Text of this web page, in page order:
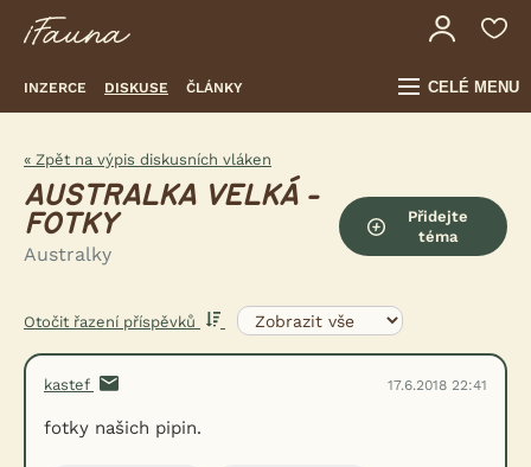
INZERCE DISKUSE ČLÁNKY CELÉ MENU
« Zpět na výpis diskusních vláken
AUSTRALKA VELKÁ -
FOTKY
Australky
Přidejte
téma
Otočit řazení příspěvků
kastef 17.6.2018 22:41
fotky našich pipin.